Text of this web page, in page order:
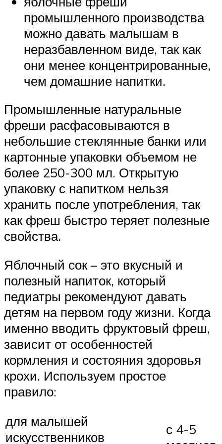
промышленного производства
можно давать малышам в
неразбавленном виде, так как
они менее концентрированные,
чем домашние напитки.
Промышленные натуральные
фреши расфасовываются в
небольшие стеклянные банки или
картонные упаковки объемом не
более 250-300 мл. Открытую
упаковку с напитком нельзя
хранить после употребления, так
как фреш быстро теряет полезные
свойства.
Яблочный сок – это вкусный и
полезный напиток, который
педиатры рекомендуют давать
детям на первом году жизни. Когда
именно вводить фруктовый фреш,
зависит от особенностей
кормления и состояния здоровья
крохи. Используем простое
правило:
для малышей
искусственников
с 4-5